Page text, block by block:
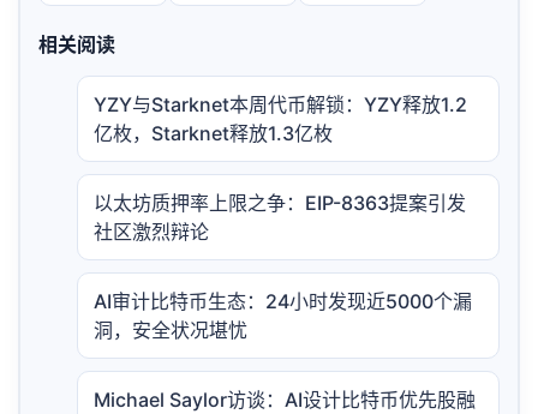
相关阅读
YZY与Starknet本周代币解锁：YZY释放1.2
亿枚，Starknet释放1.3亿枚
以太坊质押率上限之争：EIP-8363提案引发
社区激烈辩论
AI审计比特币生态：24小时发现近5000个漏
洞，安全状况堪忧
Michael Saylor访谈：AI设计比特币优先股融